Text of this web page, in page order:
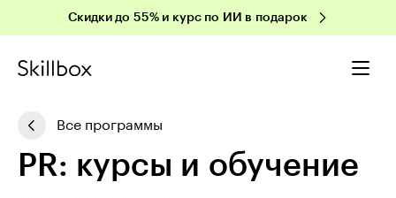
Скидки до 55% и курс по ИИ в подарок
Все программы
PR: курсы и обучение